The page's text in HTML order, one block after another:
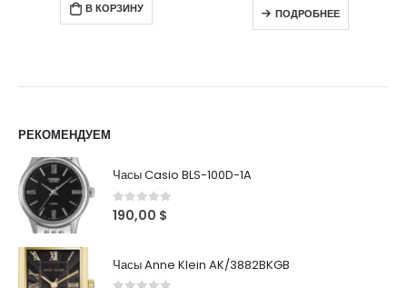
В КОРЗИНУ ПОДРОБНЕЕ
РЕКОМЕНДУЕМ
Часы Casio BLS-100D-1A
0out of 5
190,00 $
Часы Anne Klein AK/3882BKGB